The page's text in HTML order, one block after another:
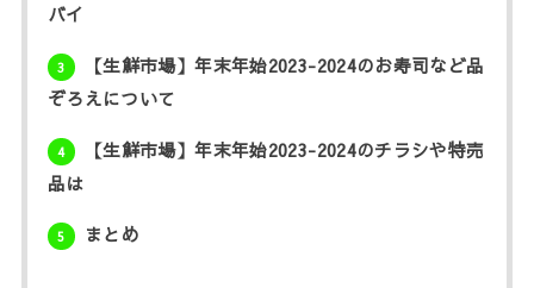
バイ
3
【生鮮市場】年末年始2023-2024のお寿司など品
ぞろえについて
4
【生鮮市場】年末年始2023-2024のチラシや特売
品は
5 まとめ